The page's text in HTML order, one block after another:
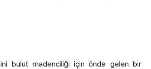
bulut madenciliği için önde gelen bir